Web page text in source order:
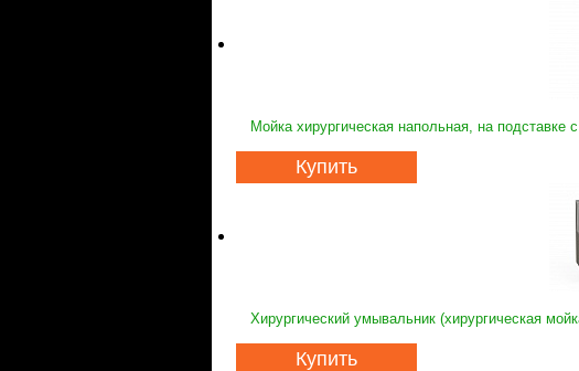
Мойка хирургическая напольная, на
Купить
Хирургический умывальник (хирургическая
Купить